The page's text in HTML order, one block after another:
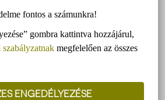
fontos a számunkra!
gombra kattintva hozzájárul,
szabályzatnak megfelelően az összes
ENGEDÉLYEZÉSE
Judit 2014 július 08.
pr tippek ,sajtó Szauer Judit